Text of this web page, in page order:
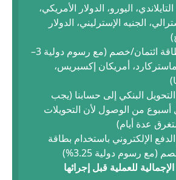
اليورو، الدولار الأمريكي،
الجنيه الإسترليني، الدولار
بواسطة بطاقة ائتمان/خصم (مع رسوم دولية 3–
ماستركارد، أمريكان إكسبريس،
البنكي إلى حسابنا (يجب
أسبوع من الوصول لأن التحويلات
عدة أيام)
الإلكتروني باستخدام بطاقة
(مع رسوم دولية 3.25%)
للعملية قبل إجرائها